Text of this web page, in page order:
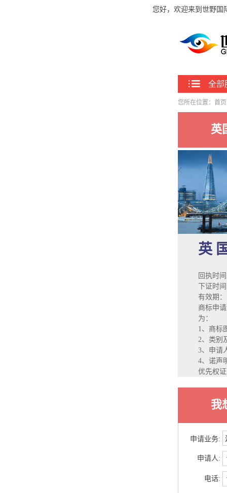
您好，欢迎来到世野国
全部
您所在位置： 首页
英
英
回执时
下证时
有效期
商标申
为：
1、商标
2、类别
3、申请
4、诺声
优先权
我
申请业务:
申请人:
电话: